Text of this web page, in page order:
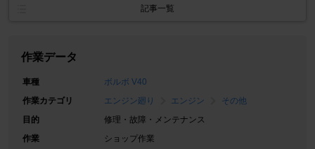
記事一覧
作業データ
車種
ボルボ V40
作業カテゴリ
エンジン廻り エンジン
その他
目的
修理・故障・メンテナンス
作業
ショップ作業